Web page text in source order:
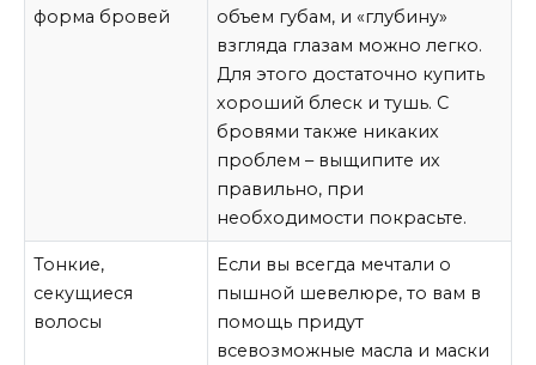
форма бровей
объем губам, и «глубину»
взгляда глазам можно легко.
Для этого достаточно купить
хороший блеск и тушь. С
бровями также никаких
проблем – выщипите их
правильно, при
необходимости покрасьте.
Тонкие,
секущиеся
волосы
Если вы всегда мечтали о
пышной шевелюре, то вам в
помощь придут
всевозможные масла и маски